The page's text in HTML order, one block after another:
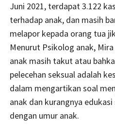
Juni 2021, terdapat 3.122
terhadap anak, dan masih
melapor kepada orang tua
Menurut Psikolog anak,
anak masih takut atau
pelecehan seksual adalah
dalam mengartikan soal
anak dan kurangnya
dengan umur anak.